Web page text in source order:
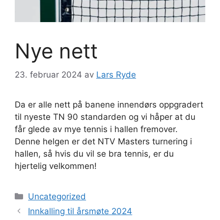
Nye nett
23. februar 2024 av Lars Ryde
Da er alle nett på banene innendørs oppgradert
til nyeste TN 90 standarden og vi håper at du
får glede av mye tennis i hallen fremover.
Denne helgen er det NTV Masters turnering i
hallen, så hvis du vil se bra tennis, er du
hjertelig velkommen!
Kategorier
Uncategorized
Innkalling til årsmøte 2024